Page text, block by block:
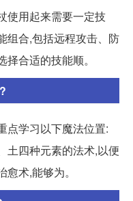
使用起来需要一定技
组合,包括远程攻击、防
合适的技能顺。
点学习以下魔法位置:
土四种元素的法术,以便
术,能够为。